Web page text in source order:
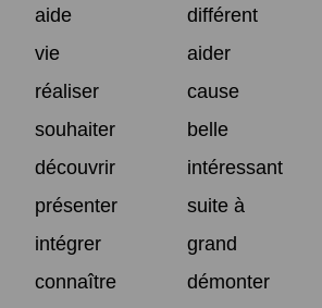
aide
différent
vie
aider
réaliser
cause
souhaiter
belle
découvrir
intéressant
présenter
suite à
intégrer
grand
connaître
démonter